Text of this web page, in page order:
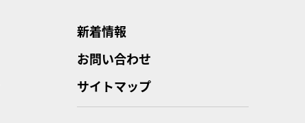
新着情報
お問い合わせ
サイトマップ